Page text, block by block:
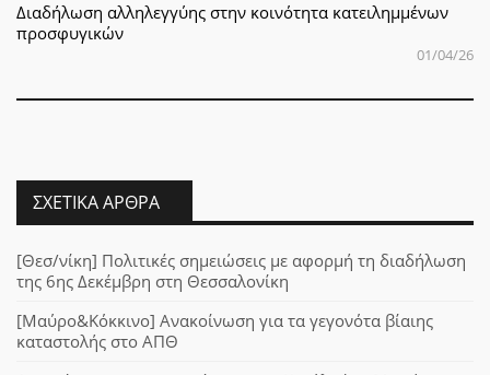
Διαδήλωση αλληλεγγύης στην κοινότητα κατειλημμένων
προσφυγικών
01/04/26
ΣΧΕΤΙΚΆ ΆΡΘΡΑ
[Θεσ/νίκη] Πολιτικές σημειώσεις με αφορμή τη διαδήλωση
της 6ης Δεκέμβρη στη Θεσσαλονίκη
[Μαύρο&Κόκκινο] Ανακοίνωση για τα γεγονότα βίαιης
καταστολής στο ΑΠΘ